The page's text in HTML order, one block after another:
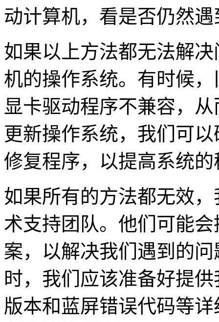
动计算机，看是否仍然
如果以上方法都无法解
机的操作系统。有时候
显卡驱动程序不兼容，
更新操作系统，我们可
修复程序，以提高系统
如果所有的方法都无效
术支持团队。他们可能
案，以解决我们遇到的
时，我们应该准备好提
版本和蓝屏错误代码等